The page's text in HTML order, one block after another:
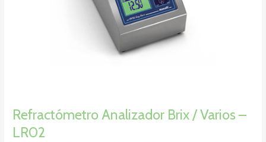
Refractómetro Analizador Brix / Varios –
LR02